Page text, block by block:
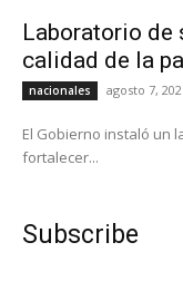
Laboratorio de
calidad de la
nacionales agosto 7,
El Gobierno instaló un
fortalecer...
Subscribe